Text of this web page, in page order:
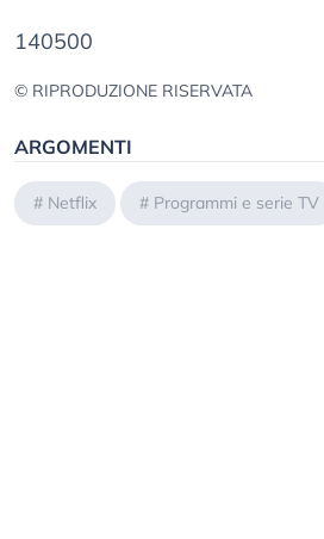
140500
© RIPRODUZIONE RISERVATA
ARGOMENTI
# Netflix # Programmi e serie TV